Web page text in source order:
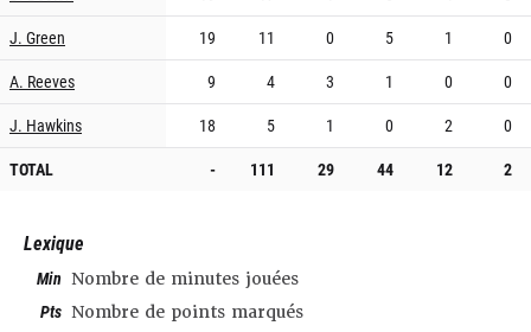
J. Green
19 11 0 5 1
0
A. Reeves
9 4 3 1 0
0
J. Hawkins
18 5 1 0 2
0
TOTAL
- 111 29 44 12 2
Lexique
Min Nombre de minutes jouées
Pts Nombre de points marqués